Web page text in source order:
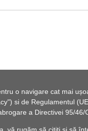
o navigare cat mai
si de Regulamentul
a Directivei 95/46/